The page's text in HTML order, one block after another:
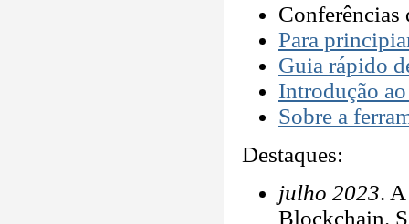
Conferências
Para
Guia rápido
Introdução
Sobre a
Destaques:
julho 2023.
Blockchain.